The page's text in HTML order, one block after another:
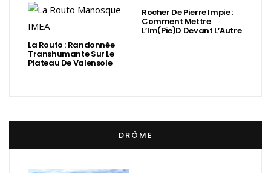
La Routo : Randonnée
Transhumante Sur Le
Plateau De Valensole
Rocher De Pierre Impie :
Comment Mettre
L’Im(Pie)d Devant L’Autre
DRÔME